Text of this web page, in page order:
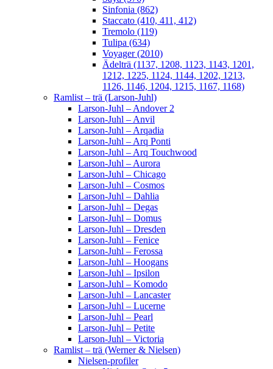
Sinfonia (862)
Staccato (410, 411, 412)
Tremolo (119)
Tulipa (634)
Voyager (2010)
Ädelträ (1137, 1208, 1123, 1143, 1201,
1212, 1225, 1124, 1144, 1202, 1213,
1126, 1146, 1204, 1215, 1167, 1168)
Ramlist – trä (Larson-Juhl)
Larson-Juhl – Andover 2
Larson-Juhl – Anvil
Larson-Juhl – Arqadia
Larson-Juhl – Arq Ponti
Larson-Juhl – Arq Touchwood
Larson-Juhl – Aurora
Larson-Juhl – Chicago
Larson-Juhl – Cosmos
Larson-Juhl – Dahlia
Larson-Juhl – Degas
Larson-Juhl – Domus
Larson-Juhl – Dresden
Larson-Juhl – Fenice
Larson-Juhl – Ferossa
Larson-Juhl – Hoogans
Larson-Juhl – Ipsilon
Larson-Juhl – Komodo
Larson-Juhl – Lancaster
Larson-Juhl – Lucerne
Larson-Juhl – Pearl
Larson-Juhl – Petite
Larson-Juhl – Victoria
Ramlist – trä (Werner & Nielsen)
Nielsen-profiler